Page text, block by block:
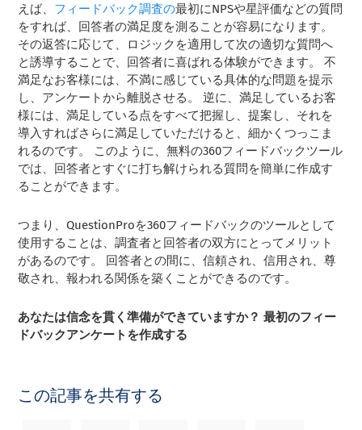
えば、 フィードバック調査の最初にNPSや星評価などの質問
をすれば、回答者の満足度を測ることが容易になります。
その返答に応じて、ロジックを適用して次の適切な質問へ
と誘導することで、回答者に喜ばれる体験ができます。 不
満足なお客様には、不満に感じている具体的な問題を提示
し、アンケートから離脱させる。 逆に、満足しているお客
様には、満足している点をすべて把握し、提案し、それを
導入すればさらに満足していただけると、細かくつっこま
れるのです。 このように、無料の360フィードバックツール
では、回答者とすぐに打ち解けられる質問を簡単に作成す
ることができます。
つまり、QuestionProを360フィードバックのツールとして
使用することは、調査者と回答者の双方にとってメリット
があるのです。 回答者との間に、信頼され、信用され、尊
敬され、報われる関係を築くことができるのです。
あなたは信念を貫く準備ができていますか？ 最初のフィー
ドバックアンケートを作成する
この記事を共有する